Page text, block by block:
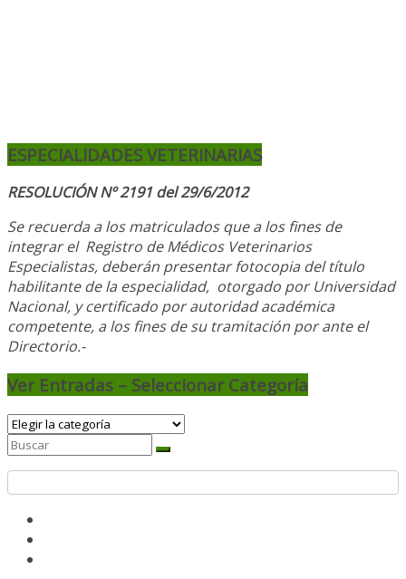
ESPECIALIDADES VETERINARIAS
RESOLUCIÓN Nº 2191 del 29/6/2012
Se recuerda a los matriculados que a los fines de
integrar el Registro de Médicos Veterinarios
Especialistas, deberán presentar fotocopia del título
habilitante de la especialidad, otorgado por Universidad
Nacional, ycertificado por autoridad académica
competente, a los fines de su tramitación por ante el
Directorio.-
Ver Entradas – Seleccionar Categoría
Ver
Entradas
–
Categoría